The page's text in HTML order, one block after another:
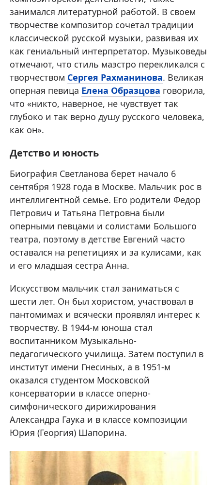
занимался литературной работой. В своем
творчестве композитор сочетал традиции
классической русской музыки, развивая их
как гениальный интерпретатор. Музыковеды
отмечают, что стиль маэстро перекликался с
творчеством Сергея Рахманинова. Великая
оперная певица Елена Образцова говорила,
что «никто, наверное, не чувствует так
глубоко и так верно душу русского человека,
как он».
Детство и юность
Биография Светланова берет начало 6
сентября 1928 года в Москве. Мальчик рос в
интеллигентной семье. Его родители Федор
Петрович и Татьяна Петровна были
оперными певцами и солистами Большого
театра, поэтому в детстве Евгений часто
оставался на репетициях и за кулисами, как
и его младшая сестра Анна.
Искусством мальчик стал заниматься с
шести лет. Он был хористом, участвовал в
пантомимах и всячески проявлял интерес к
творчеству. В 1944-м юноша стал
воспитанником Музыкально-
педагогического училища. Затем поступил в
институт имени Гнесиных, а в 1951-м
оказался студентом Московской
консерватории в классе оперно-
симфонического дирижирования
Александра Гаука и в классе композиции
Юрия (Георгия) Шапорина.